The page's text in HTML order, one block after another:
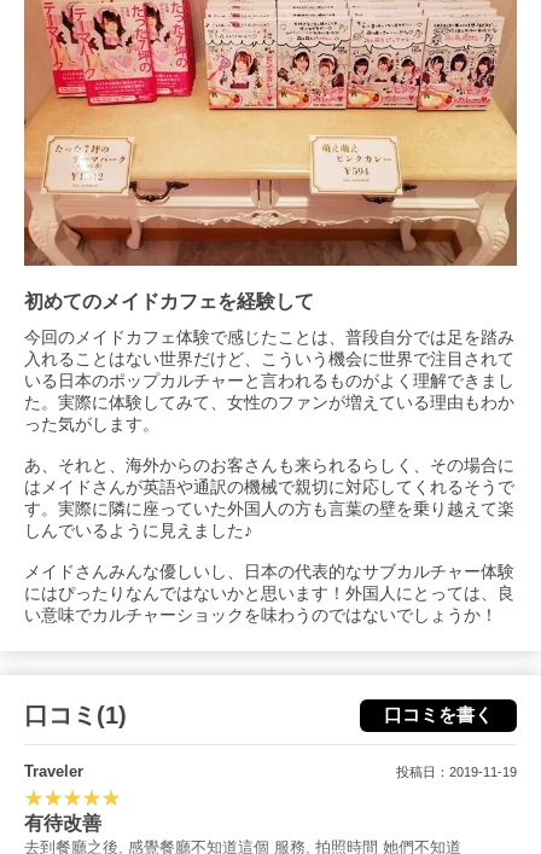
初めてのメイドカフェを経験して
今回のメイドカフェ体験で感じたことは、普段自分では足を踏み
入れることはない世界だけど、こういう機会に世界で注目されて
いる日本のポップカルチャーと言われるものがよく理解できまし
た。実際に体験してみて、女性のファンが増えている理由もわか
った気がします。
あ、それと、海外からのお客さんも来られるらしく、その場合に
はメイドさんが英語や通訳の機械で親切に対応してくれるそうで
す。実際に隣に座っていた外国人の方も言葉の壁を乗り越えて楽
しんでいるように見えました♪
メイドさんみんな優しいし、日本の代表的なサブカルチャー体験
にはぴったりなんではないかと思います！外国人にとっては、良
い意味でカルチャーショックを味わうのではないでしょうか！
口コミ(1) 口コミを書く
Traveler 投稿日：2019-11-19
有待改善
去到餐廳之後, 感覺餐廳不知道這個 服務, 拍照時間 她們不知道